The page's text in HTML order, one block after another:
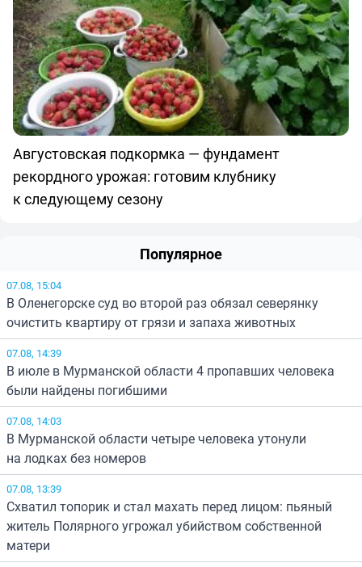
Августовская подкормка — фундамент
рекордного урожая: готовим клубнику
к следующему сезону
Популярное
07.08, 15:04
В Оленегорске суд во второй раз обязал северянку
очистить квартиру от грязи и запаха животных
07.08, 14:39
В июле в Мурманской области 4 пропавших человека
были найдены погибшими
07.08, 14:03
В Мурманской области четыре человека утонули
на лодках без номеров
07.08, 13:39
Схватил топорик и стал махать перед лицом: пьяный
житель Полярного угрожал убийством собственной
матери